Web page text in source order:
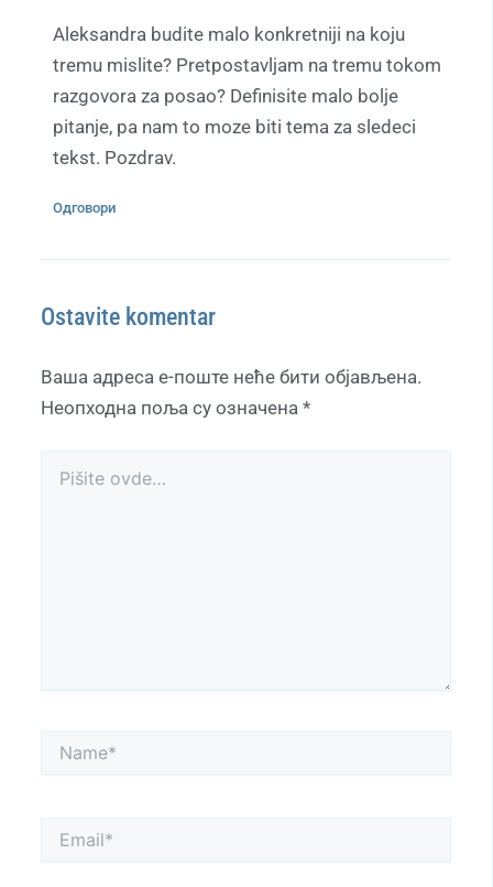
Aleksandra budite malo konkretniji na koju
tremu mislite? Pretpostavljam na tremu tokom
razgovora za posao? Definisite malo bolje
pitanje, pa nam to moze biti tema za sledeci
tekst. Pozdrav.
Одговори
Ostavite komentar
Ваша адреса е-поште неће бити објављена.
Неопходна поља су означена *
Name*
Email*